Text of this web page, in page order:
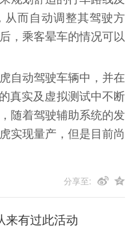
而自动调整其驾驶方
，乘客晕车的情况可以
自动驾驶车辆中，并在
真实及虚拟测试中不断
随着驾驶辅助系统的发
实现量产，但是目前尚
分享至:
来有过此活动